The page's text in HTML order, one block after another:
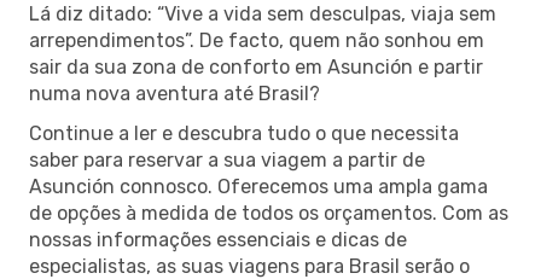
Lá diz ditado: “Vive a vida sem desculpas, viaja sem
arrependimentos”. De facto, quem não sonhou em
sair da sua zona de conforto em Asunción e partir
numa nova aventura até Brasil?
Continue a ler e descubra tudo o que necessita
saber para reservar a sua viagem a partir de
Asunción connosco. Oferecemos uma ampla gama
de opções à medida de todos os orçamentos. Com as
nossas informações essenciais e dicas de
especialistas, as suas viagens para Brasil serão o